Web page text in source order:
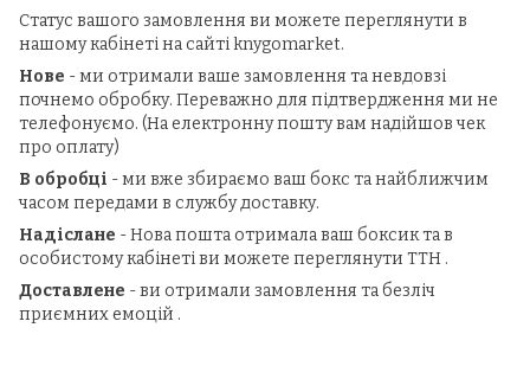
Статус вашого замовлення ви можете переглянути в
нашому кабінеті на сайті knygomarket.
Нове - ми отримали ваше замовлення та невдовзі
почнемо обробку. Переважно для підтвердження ми не
телефонуємо. (На електронну пошту вам надійшов чек
про оплату)
В обробці - ми вже збираємо ваш бокс та найближчим
часом передами в службу доставку.
Надіслане - Нова пошта отримала ваш боксик та в
особистому кабінеті ви можете переглянути ТТН .
Доставлене - ви отримали замовлення та безліч
приємних емоцій .